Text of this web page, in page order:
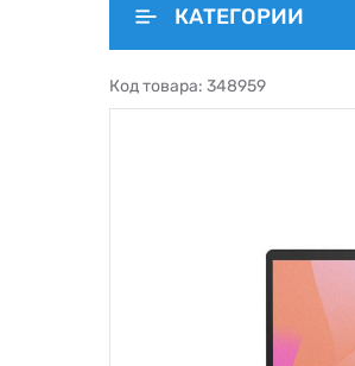
КАТЕГОРИИ
Код товара: 348959